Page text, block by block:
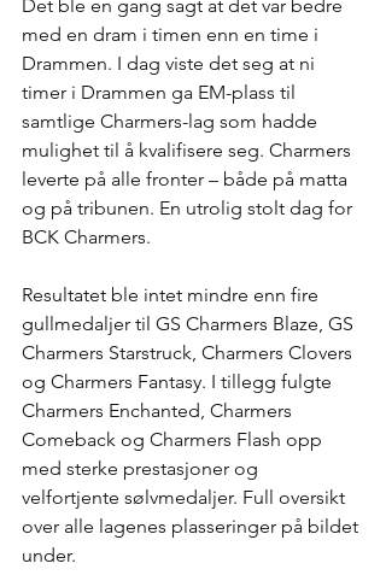
Det ble en gang sagt at det var bedre
med en dram i timen enn en time i
Drammen. I dag viste det seg at ni
timer i Drammen ga EM-plass til
samtlige Charmers-lag som hadde
mulighet til å kvalifisere seg. Charmers
leverte på alle fronter – både på matta
og på tribunen. En utrolig stolt dag for
BCK Charmers.
Resultatet ble intet mindre enn fire
gullmedaljer til GS Charmers Blaze, GS
Charmers Starstruck, Charmers Clovers
og Charmers Fantasy. I tillegg fulgte
Charmers Enchanted, Charmers
Comeback og Charmers Flash opp
med sterke prestasjoner og
velfortjente sølvmedaljer. Full oversikt
over alle lagenes plasseringer på bildet
under.